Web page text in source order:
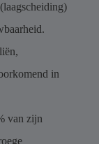
in
van zijn